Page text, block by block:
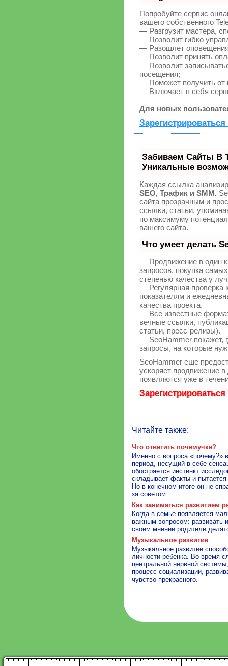
Попробуйте сервис
вашего собственного
— Разгрузит мастера,
— Позволит гибко
— Разошлет
— Позволит принять
— Позволит
посещения;
— Поможет получить от
— Включает в себя
Для новых
Забиваем Сайты
Уникальные
Каждая ссылка
SEO, Трафик и SMM.
сайта прозрачным и
ссылки, статьи,
по максимуму
вашего сайта.
Что умеет делать
— Продвижение в один
запросов, покупка
степенью качества у
— Регулярная проверка
показателям и
качества проекта.
— Все известные
вечные ссылки,
статьи, пресс-релизы).
— SeoHammer покажет,
запросы, на которые
SeoHammer еще
ускоряет продвижение
появляются уже в
Читайте также:
Что ответить почемучке?
Именно с вопроса «почему?»
период, несущий в себе
обостряется инстинкт
складывает факты и
Но в конечном итоге он не
за советом.
Как заниматься развитием
Когда в семье появляется
важным вопросом: развивать
своем мнении родители
Музыкальное развитие
Музыкальное развитие
личности ребенка. Во время
центральной нервной
процесс социализации,
чувство прекрасного.